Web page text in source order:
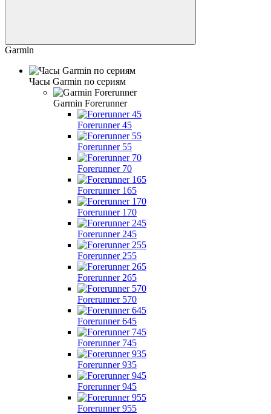
Garmin
Часы Garmin по сериям
Garmin Forerunner
Forerunner 45
Forerunner 55
Forerunner 70
Forerunner 165
Forerunner 170
Forerunner 245
Forerunner 255
Forerunner 265
Forerunner 570
Forerunner 645
Forerunner 745
Forerunner 935
Forerunner 945
Forerunner 955